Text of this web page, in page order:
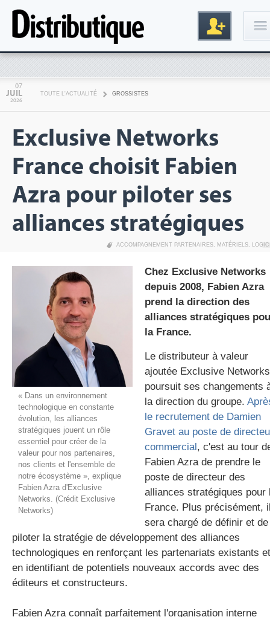
Inscription
gratuite
07
JUIL
2026
TOUTE L'ACTUALITÉ GROSSISTES
Exclusive Networks
France choisit Fabien
Azra pour piloter ses
alliances stratégiques
ACCOMPAGNEMENT PARTENAIRES, MATÉRIELS,
« Dans un environnement
technologique en constante
évolution, les alliances
stratégiques jouent un rôle
essentiel pour créer de la
valeur pour nos partenaires,
nos clients et l'ensemble de
notre écosystème », explique
Fabien Azra d'Exclusive
Networks. (Crédit Exclusive
Networks)
Chez Exclusive Networks
depuis 2008, Fabien Azra
prend la direction des
alliances stratégiques
la France.
Le distributeur à valeur
ajoutée Exclusive Networks
poursuit ses changements
la direction du groupe.
le recrutement de Damien
Gravet au poste de
commercial, c'est au tour
Fabien Azra de prendre le
poste de directeur des
alliances stratégiques pour
France. Plus précisément,
sera chargé de définir et de
piloter la stratégie de développement des alliances
technologiques en renforçant les partenariats existants et
en identifiant de potentiels nouveaux accords avec des
éditeurs et constructeurs.
Fabien Azra connaît parfaitement l'organisation interne